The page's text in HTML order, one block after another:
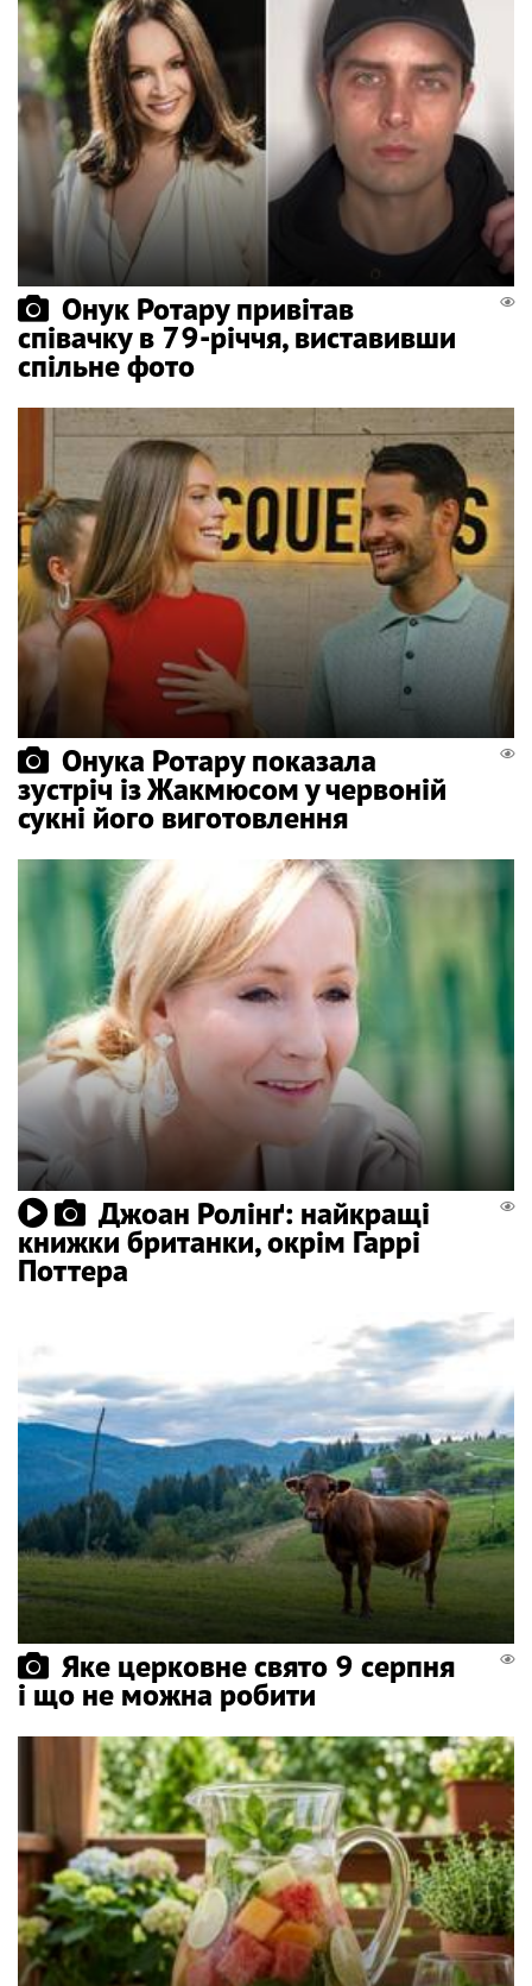
Онук Ротару привітав
співачку в 79-річчя, виставивши
спільне фото
Онука Ротару показала
зустріч із Жакмюсом у червоній
сукні його виготовлення
Джоан Ролінґ: найкращі
книжки британки, окрім Гаррі
Поттера
Яке церковне свято 9 серпня
і що не можна робити